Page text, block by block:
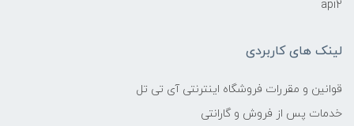
api2
لینک های کاربردی
قوانین و مقررات فروشگاه اینترنتی آی تی تل
خدمات پس از فروش و گارانتی